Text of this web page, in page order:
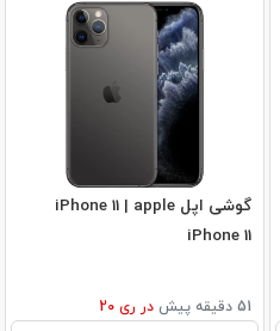
گوشی اپل iPhone 11 | apple
iPhone 11
51 دقیقه پیش در ری 20